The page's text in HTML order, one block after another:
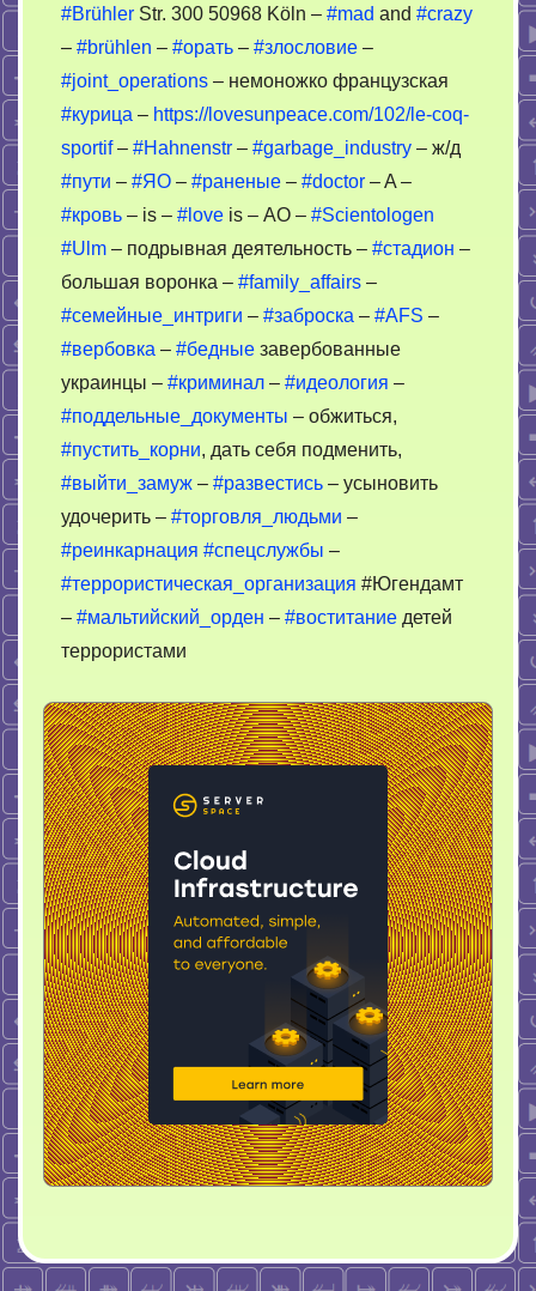
–
–
пароли
#Brühler Str. 300 50968 Köln – #mad and #crazy
– #brühlen – #орать – #злословие –
#joint_operations – немоножко французская
#курица – https://lovesunpeace.com/102/le-coq-
sportif– #Hahnenstr – #garbage_industry – ж/д
#пути – #ЯО – #раненые – #doctor – A –
#кровь – is – #love is – АО – #Scientologen
#Ulm – подрывная деятельность – #стадион –
большая воронка – #family_affairs –
#семейные_интриги – #заброска – #AFS –
#вербовка – #бедные завербованные
украинцы – #криминал – #идеология –
#поддельные_документы – обжиться,
#пустить_корни, дать себя подменить,
#выйти_замуж – #развестись – усыновить
удочерить – #торговля_людьми –
#реинкарнация #спецслужбы –
#террористическая_организация #Югендамт
– #мальтийский_орден – #воститание детей
террористами